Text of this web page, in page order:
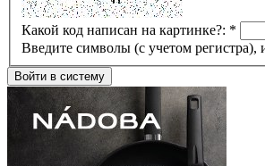
Какой код написан на картинке?: *
Введите символы (с учетом регистра),